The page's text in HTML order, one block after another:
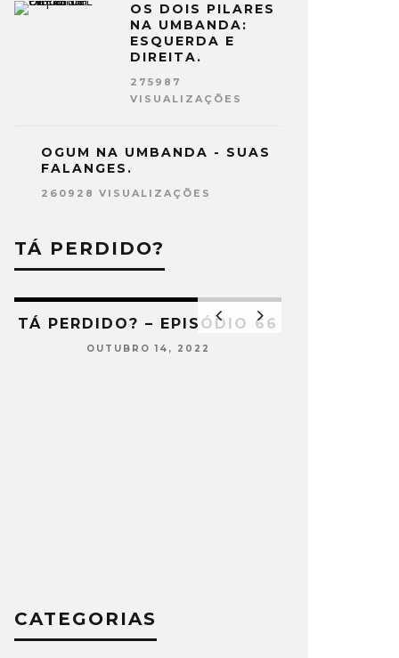
OS DOIS PILARES
NA UMBANDA:
ESQUERDA E
DIREITA.
275987
VISUALIZAÇÕES
OGUM NA UMBANDA - SUAS
FALANGES.
260928 VISUALIZAÇÕES
TÁ PERDIDO?
TÁ PERDIDO? – EPISÓDIO 66
OUTUBRO 14, 2022
CATEGORIAS